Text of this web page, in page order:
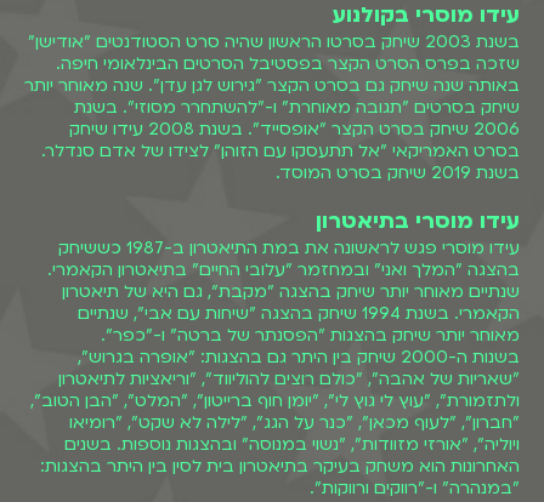
עידו מוסרי בקולנוע
בשנת 2003 שיחק בסרטו הראשון שהיה סרט הסטודנטים "אודישן"
שזכה בפרס הסרט הקצר בפסטיבל הסרטים הבינלאומי חיפה.
באותה שנה שיחק גם בסרט הקצר "גירוש לגן עדן". שנה מאוחר יותר
שיחק בסרטים "תגובה מאוחרת" ו-"להשתחרר מסוזי". בשנת
2006 שיחק בסרט הקצר "אופסייד". בשנת 2008 עידו שיחק
בסרט האמריקאי "אל תתעסקו עם הזוהן" לצידו של אדם סנדלר.
בשנת 2019 שיחק בסרט המוסד.
עידו מוסרי בתיאטרון
עידו מוסרי פגש לראשונה את במת התיאטרון ב-1987 כששיחק
בהצגה "המלך ואני" ובמחזמר "עלובי החיים" בתיאטרון הקאמרי.
שנתיים מאוחר יותר שיחק בהצגה "מקבת", גם היא של תיאטרון
הקאמרי. בשנת 1994 שיחק בהצגה "שיחות עם אבי", שנתיים
מאוחר יותר שיחק בהצגות "הפסנתר של ברטה" ו-"כפר".
בשנות ה-2000 שיחק בין היתר גם בהצגות: "אופרה בגרוש",
"שאריות של אהבה", "כולם רוצים להוליווד", "וריאציות לתיאטרון
ולתזמורת", "עוץ לי גוץ לי", "יומן חוף ברייטון", "המלט", "הבן הטוב",
"חברון", "לעוף מכאן", "כנר על הגג", "לילה לא שקט", "רומיאו
ויוליה", "אורזי מזוודות", "נשוי במנוסה" ובהצגות נוספות. בשנים
האחרונות הוא משחק בעיקר בתיאטרון בית לסין בין היתר בהצגות:
"במנהרה" ו-"רווקים ורווקות".